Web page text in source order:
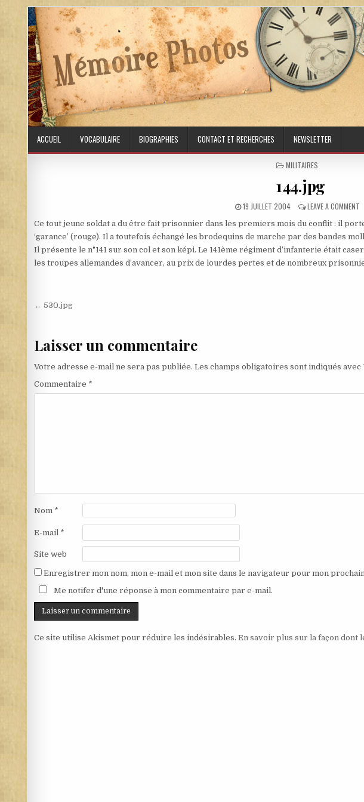
Skip to content
ACCUEIL VOCABULAIRE BIOGRAPHIES CONTACT ET RECHERCHES NEWSLETTER
POSTED IN
MILITAIRES
144.jpg
PUBLISHED DATE:
19 JUILLET 2004 LEAVE A COMMENT
Ce tout jeune soldat a du être fait prisonnier dans les premiers mois du conflit : il
‘garance’ (rouge). Il a toutefois échangé les brodequins de marche par des bandes
Il présente le n°141 sur son col et son képi. Le 141ème régiment d’infanterie était
les troupes allemandes d’avancer, au prix de lourdes pertes et de nombreux
Navigation de l’article
← 530.jpg
Laisser un commentaire
Votre adresse e-mail ne sera pas publiée. Les champs obligatoires sont indiqués avec
Commentaire *
Nom *
E-mail *
Site web
Enregistrer mon nom, mon e-mail et mon site dans le navigateur pour mon
Me notifer d'une réponse à mon commentaire par e-mail.
Ce site utilise Akismet pour réduire les indésirables. En savoir plus sur la façon dont